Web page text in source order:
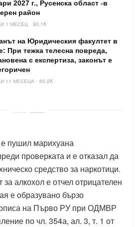
2027 г., Русенска област -в
район
1 МЕСЕЦ 90.1K
на Юридическия факултет в
При тежка телесна повреда,
с експертиза, законът е
11 МЕСЕЦА 60.2K
пушил марихуана
проверката и е отказал да
средство за наркотици.
алкохол е отчел отрицателен
е образувано бързо
описа на Първо РУ при ОДМВР
по чл. 354а, ал. 3, т. 1 от